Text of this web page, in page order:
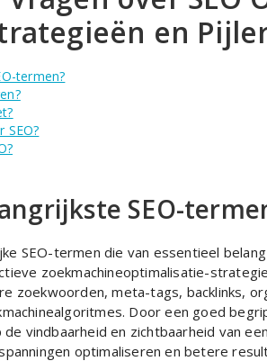
en
termen?
SEO-
SEO-termen die van essentieel
zoekmachineoptimalisatie-
zoekwoorden, meta-tags, backlinks,
Door een goed
vindbaarheid en zichtbaarheid van
optimaliseren en betere